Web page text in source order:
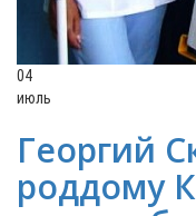
04
июль
Георгий
роддому